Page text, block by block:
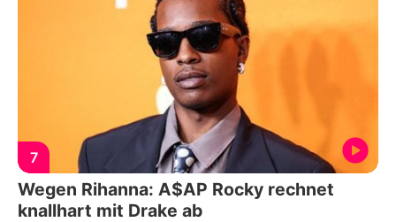
7
Wegen Rihanna: A$AP Rocky rechnet
knallhart mit Drake ab